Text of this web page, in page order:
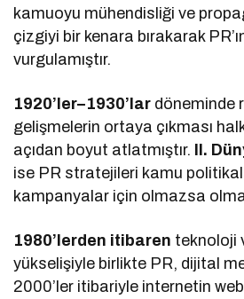
kamuoyu mühendisliği ve
çizgiyi bir kenara bırakarak
vurgulamıştır.
1920’ler–1930’lar döneminde
gelişmelerin ortaya çıkması
açıdan boyut atlatmıştır. II.
ise PR stratejileri kamu
kampanyalar için olmazsa
1980’lerden itibaren teknoloji
yükselişiyle birlikte PR, dijital
2000’ler itibariyle internetin